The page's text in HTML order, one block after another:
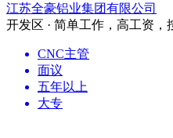
江苏全豪铝业集团有限公司
开发区 · 简单工作，高工资
CNC主管
面议
五年以上
大专